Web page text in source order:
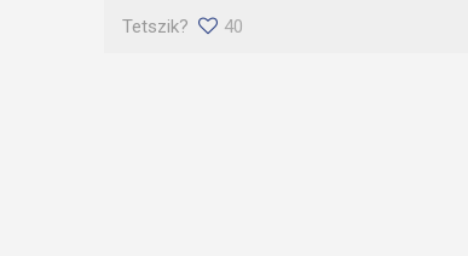
Tetszik? 40